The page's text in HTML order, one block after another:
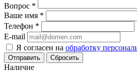
Вопрос *
Ваше имя *
Телефон *
E-mail
Я согласен на обработку
Сбросить
Наличие